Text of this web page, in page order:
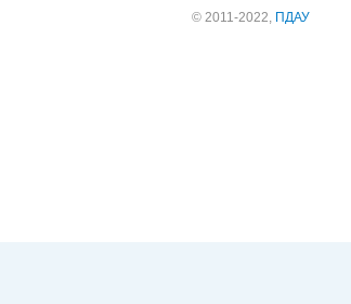
© 2011-2022, ПДАУ